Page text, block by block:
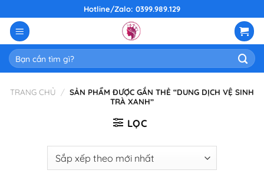
content
Hotline/Zalo: 0399.989.129
Tìm
kiếm:
TRANG CHỦ / SẢN PHẨM ĐƯỢC GẮN THẺ “DUNG DỊCH VỆ SINH
TRÀ XANH”
LỌC